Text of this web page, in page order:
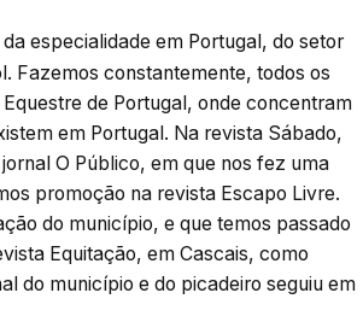
especialidade em Portugal, do setor
Fazemos constantemente, todos os
de Portugal, onde concentram
em Portugal. Na revista Sábado,
O Público, em que nos fez uma
promoção na revista Escapo Livre.
do município, e que temos passado
Equitação, em Cascais, como
do município e do picadeiro seguiu em